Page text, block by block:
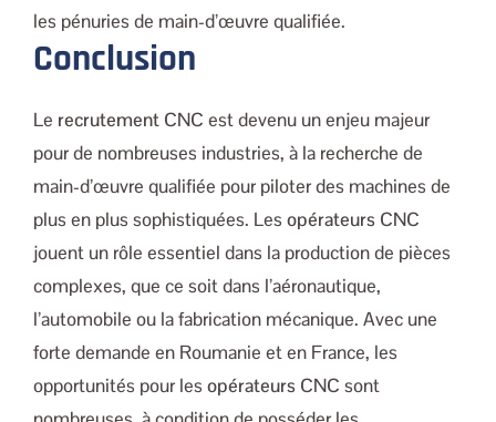
les pénuries de main-d’œuvre qualifiée.
Conclusion
Le recrutement CNC est devenu un enjeu majeur
pour de nombreuses industries, à la recherche de
main-d’œuvre qualifiée pour piloter des machines de
plus en plus sophistiquées. Les opérateurs CNC
jouent un rôle essentiel dans la production de pièces
complexes, que ce soit dans l’aéronautique,
l’automobile ou la fabrication mécanique. Avec une
forte demande en Roumanie et en France, les
opportunités pour les opérateurs CNC sont